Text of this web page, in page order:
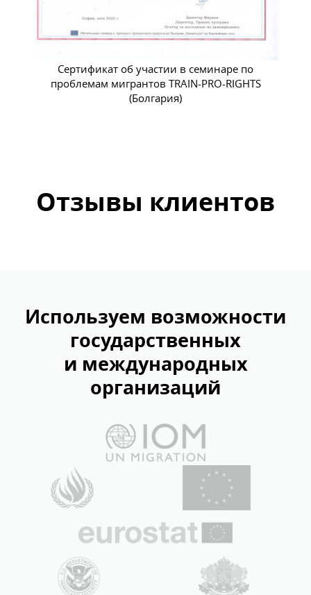
Сертификат об участии в семинаре по
проблемам мигрантов TRAIN-PRO-RIGHTS
(Болгария)
Отзывы клиентов
Используем возможности
государственных
и международных
организаций